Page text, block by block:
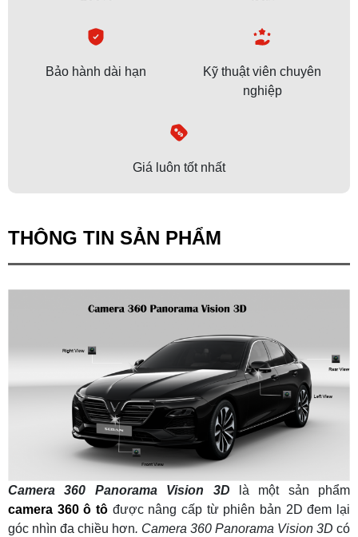
Bảo hành dài hạn
Kỹ thuật viên chuyên
nghiệp
Giá luôn tốt nhất
THÔNG TIN SẢN PHẨM
Camera 360 Panorama Vision 3D là một sản phẩm
camera 360 ô tô được nâng cấp từ phiên bản 2D đem lại
góc nhìn đa chiều hơn. Camera 360 Panorama Vision 3D có